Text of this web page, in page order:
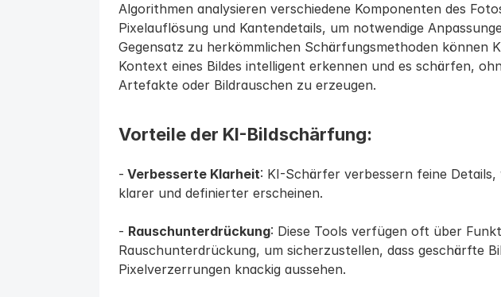
Algorithmen analysieren verschiedene Komponenten des
Pixelauflösung und Kantendetails, um notwendige
Gegensatz zu herkömmlichen Schärfungsmethoden können
Kontext eines Bildes intelligent erkennen und es schärfen,
Artefakte oder Bildrauschen zu erzeugen.
Vorteile der KI-Bildschärfung:
- Verbesserte Klarheit: KI-Schärfer verbessern feine
klarer und definierter erscheinen.
- Rauschunterdrückung: Diese Tools verfügen oft über
Rauschunterdrückung, um sicherzustellen, dass geschärfte
Pixelverzerrungen knackig aussehen.